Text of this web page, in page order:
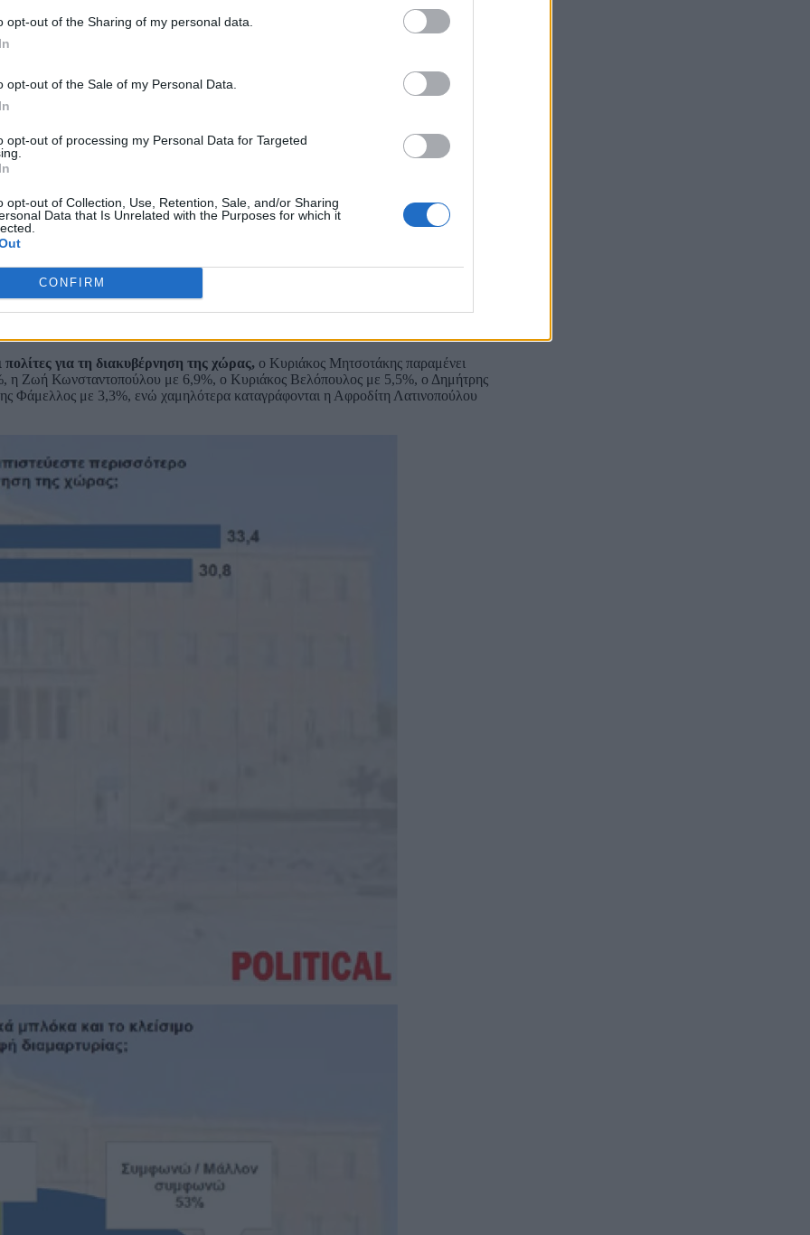
opt-out of the Sharing of my personal data.
opt-out of the Sale of my Personal Data.
opt-out of processing my Personal Data for Targeted
opt-out of Collection, Use, Retention, Sale, and/or Sharing
Data that Is Unrelated with the Purposes for which it
CONFIRM
για τη διακυβέρνηση της χώρας, ο Κυριάκος Μητσοτάκης παραμένει
η Ζωή Κωνσταντοπούλου με 6,9%, ο Κυριάκος Βελόπουλος με 5,5%, ο Δημήτρης
με 3,3%, ενώ χαμηλότερα καταγράφονται η Αφροδίτη Λατινοπούλου